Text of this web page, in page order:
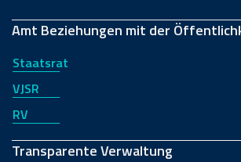
Amt Beziehungen mit der
Staatsrat
VJSR
RV
Transparente Verwaltung